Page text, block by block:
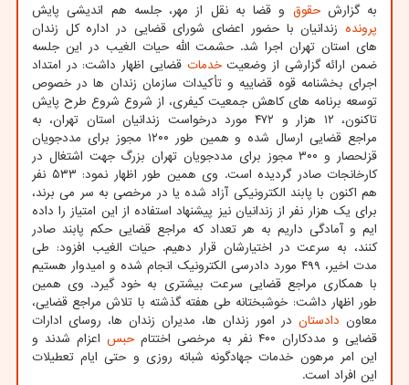
به گزارشحقوق و قضا به نقل از مهر، جلسه هم اندیشی پایش
پرونده زندانیان با حضور اعضای شورای قضایی در اداره کل زندان
های استان تهران اجرا شد. حشمت الله حیات الغیب در این جلسه
ضمن ارائه گزارشی از وضعیتخدمات قضایی اظهار داشت: در امتداد
اجرای بخشنامه قوه قضاییه و تأکیدات سازمان زندان ها در خصوص
توسعه برنامه های کاهش جمعیت کیفری، از شروع شروع طرح پایش
تاکنون، ۱۲ هزار و ۴۷۲ مورد درخواست زندانیان استان تهران، به
مراجع قضایی ارسال شده و همین طور ۱۲۰۰ مجوز برای مددجویان
قزلحصار و ۳۰۰ مجوز برای مددجویان تهران بزرگ جهت اشتغال در
کارخانجات صادر گردیده است. وی همین طور اظهار نمود: ۵۳۳ نفر
هم اکنون با پابند الکترونیکی آزاد شده یا در مرخصی به سر می برند،
برای یک هزار نفر از زندانیان نیز پیشنهاد استفاده از این امتیاز را داده
ایم و آمادگی داریم به هر تعداد که مراجع قضایی حکم پابند صادر
کنند، به سرعت در اختیارشان قرار دهیم. حیات الغیب افزود: طی
مدت اخیر، ۴۹۹ مورد دادرسی الکترونیک انجام شده و امیدوار هستیم
با همکاری مراجع قضایی سرعت بیشتری به خود گیرد. وی همین
طور اظهار داشت: خوشبختانه طی هفته گذشته با تلاش مراجع قضایی،
معاون دادستان در امور زندان ها، مدیران زندان ها، روسای ادارات
قضایی و مددکاران ۴۰۰ نفر به مرخصی اختتام
حبس اعزام شدند و
این امر مرهون خدمات جهادگونه شبانه روزی و حتی ایام تعطیلات
این افراد است.